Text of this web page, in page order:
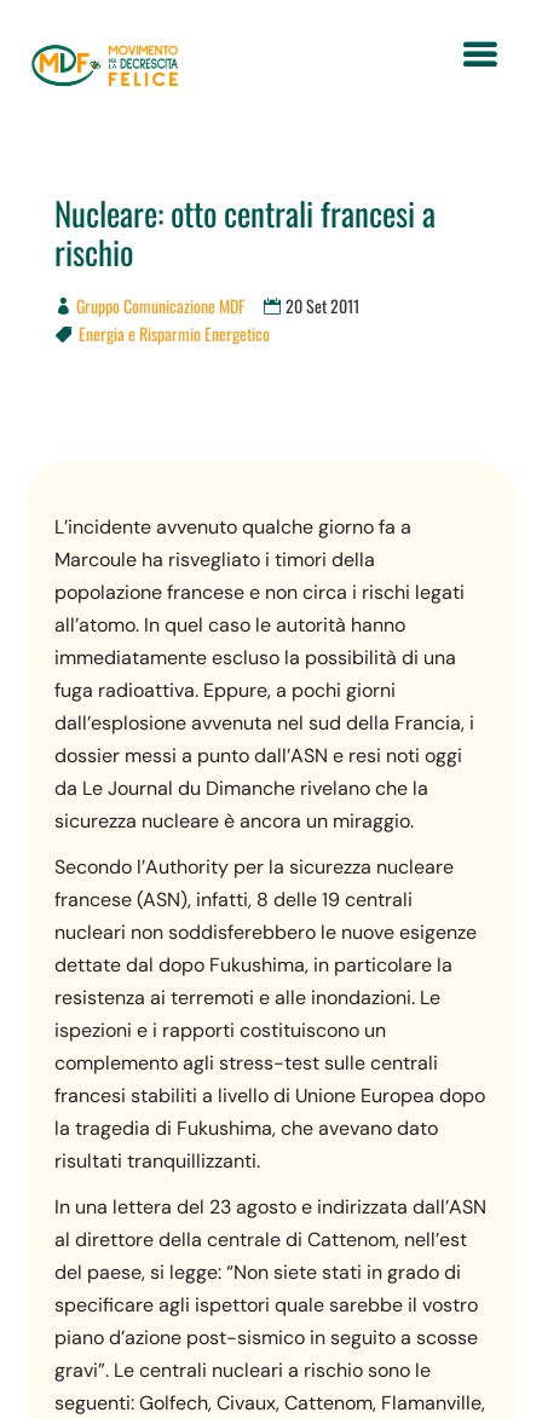
Nucleare: otto centrali francesi a
rischio
Gruppo Comunicazione MDF 20 Set 2011
 Energia e Risparmio Energetico
L’incidente avvenuto qualche giorno fa a
Marcoule ha risvegliato i timori della
popolazione francese e non circa i rischi legati
all’atomo. In quel caso le autorità hanno
immediatamente escluso la possibilità di una
fuga radioattiva. Eppure, a pochi giorni
dall’esplosione avvenuta nel sud della Francia, i
dossier messi a punto dall’ASN e resi noti oggi
da Le Journal du Dimanche rivelano che la
sicurezza nucleare è ancora un miraggio.
Secondo l’Authority per la sicurezza nucleare
francese (ASN), infatti, 8 delle 19 centrali
nucleari non soddisferebbero le nuove esigenze
dettate dal dopo Fukushima, in particolare la
resistenza ai terremoti e alle inondazioni. Le
ispezioni e i rapporti costituiscono un
complemento agli stress-test sulle centrali
francesi stabiliti a livello di Unione Europea dopo
la tragedia di Fukushima, che avevano dato
risultati tranquillizzanti.
In una lettera del 23 agosto e indirizzata dall’ASN
al direttore della centrale di Cattenom, nell’est
del paese, si legge: “Non siete stati in grado di
specificare agli ispettori quale sarebbe il vostro
piano d’azione post-sismico in seguito a scosse
gravi”. Le centrali nucleari a rischio sono le
seguenti: Golfech, Civaux, Cattenom, Flamanville,